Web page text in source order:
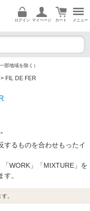
メニュー
カート
マイページ
ログイン
部地域を除く）
> FIL DE FER
するものを合わせもったイ
WORK」「MIXTURE」を
。
。